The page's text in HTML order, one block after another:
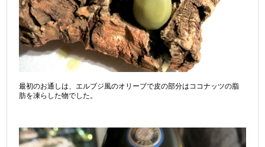
最初のお通しは、エルブジ風のオリーブで皮の部分はココナッツの脂
肪を凍らした物でした。